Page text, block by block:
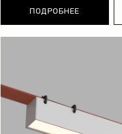
ПОДРОБНЕЕ